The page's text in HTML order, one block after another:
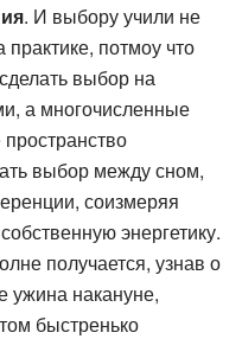
. И выбору учили не
потмоу что
выбор на
а многочисленные
выбор между сном,
соизмеряя
энергетику.
получается, узнав о
ужина накануне,
быстренько